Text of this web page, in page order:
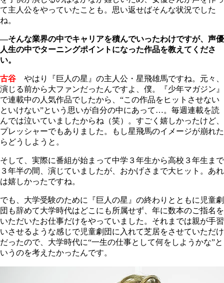
て主人公をやっていたことも。思い返せばそんな状況でした
ね。
―そんな業界の中でキャリアを積んでいったわけですが、声優
人生の中でターニングポイントになった作品を教えてくださ
い。
古谷 やはり『巨人の星』の主人公・星飛雄馬ですね。元々、
演じる前から大ファンだったんですよ、僕。『少年マガジン』
で連載中の人気作品でしたから、“この作品をヒットさせない
といけない”という思いが自分の中にあって…。毎週連載を読
んでは泣いていましたからね（笑）。すごく嬉しかったけど、
プレッシャーでもありました。もし星飛馬のイメージが崩れた
らどうしようと。
そして、実際に番組が始まって中学３年生から高校３年生まで
３年半の間、演じていましたが、おかげさまで大ヒット。あれ
は嬉しかったですね。
でも、大学受験のために『巨人の星』の終わりとともに児童劇
団も辞めて大学時代はどこにも所属せず、年に数本のご指名を
いただいたお仕事だけをやっていました。それまでは親が手習
いさせるような感じで児童劇団に入れて芝居をさせていただけ
だったので、大学時代に“一生の仕事として何をしようかな”と
いうのを考えたかったんです。